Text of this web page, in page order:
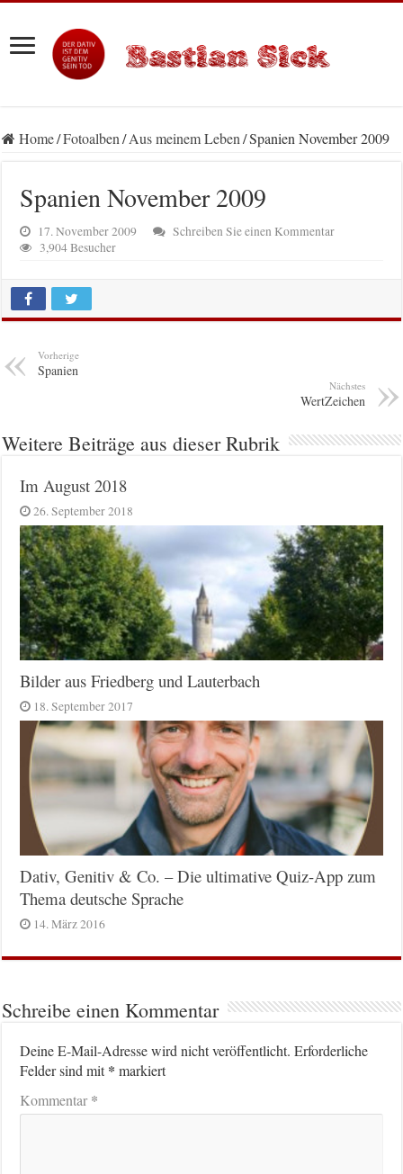
Home/Fotoalben/Aus meinem Leben/Spanien November 2009
Spanien November 2009
17. November 2009
Schreiben Sie einen Kommentar
3,904 Besucher
Vorherige
Spanien
Nächstes
WertZeichen
Weitere Beiträge aus dieser Rubrik
Im August 2018
26. September 2018
Bilder aus Friedberg und Lauterbach
18. September 2017
Dativ, Genitiv & Co. – Die ultimative Quiz-App zum
Thema deutsche Sprache
14. März 2016
Schreibe einen Kommentar
Deine E-Mail-Adresse wird nicht veröffentlicht. Erforderliche
Felder sind mit* markiert
Kommentar*